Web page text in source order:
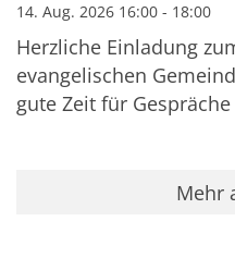
14. Aug. 2026 16:00 - 18:00
Herzliche Einladung
evangelischen
gute Zeit für
Mehr